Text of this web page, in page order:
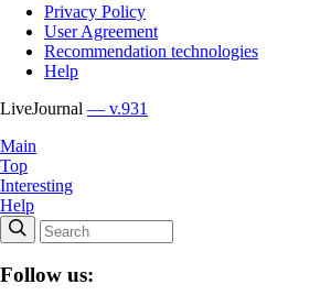
Privacy Policy
User Agreement
Recommendation technologies
Help
LiveJournal — v.931
Main
Top
Interesting
Help
Follow us: